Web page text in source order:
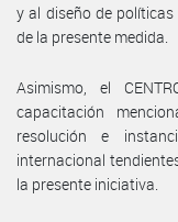
y al diseño de
de la presente medida.
Asimismo, el
capacitación
resolución e
internacional
la presente iniciativa.